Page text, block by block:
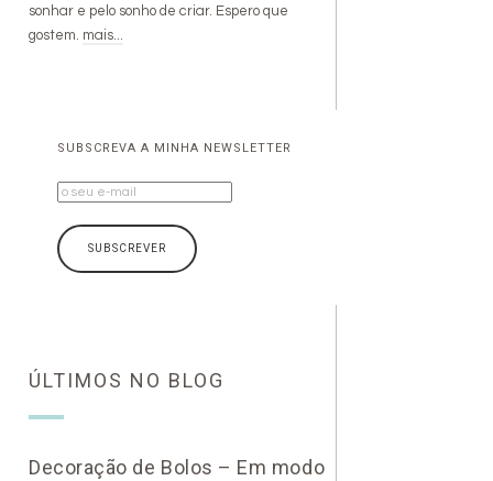
sonhar e pelo sonho de criar. Espero que
gostem. mais...
SUBSCREVA A MINHA NEWSLETTER
ÚLTIMOS NO BLOG
Decoração de Bolos – Em modo